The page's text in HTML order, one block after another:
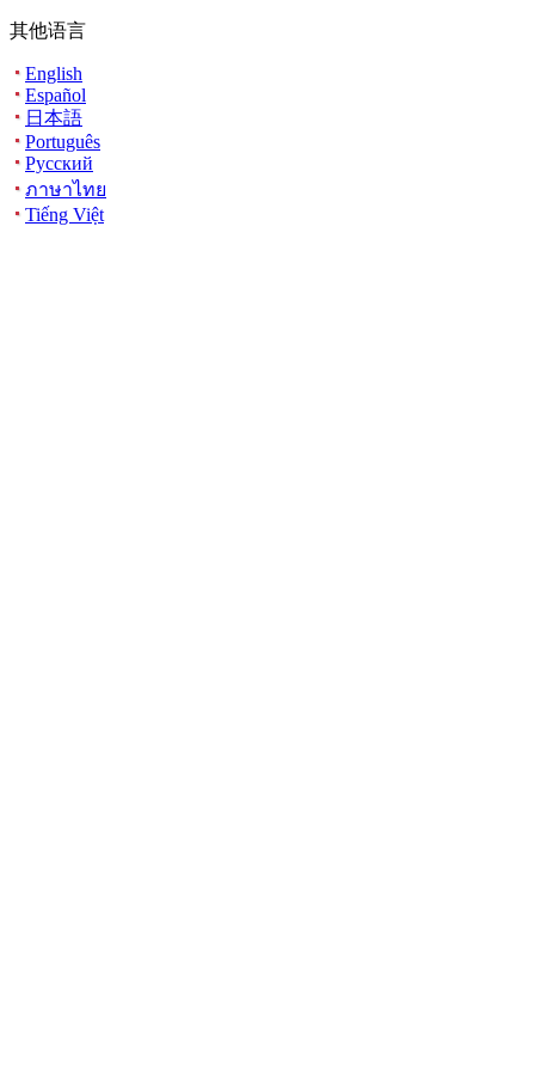
其他语言
English
Español
日本語
Português
Русский
ภาษาไทย
Tiếng Việt